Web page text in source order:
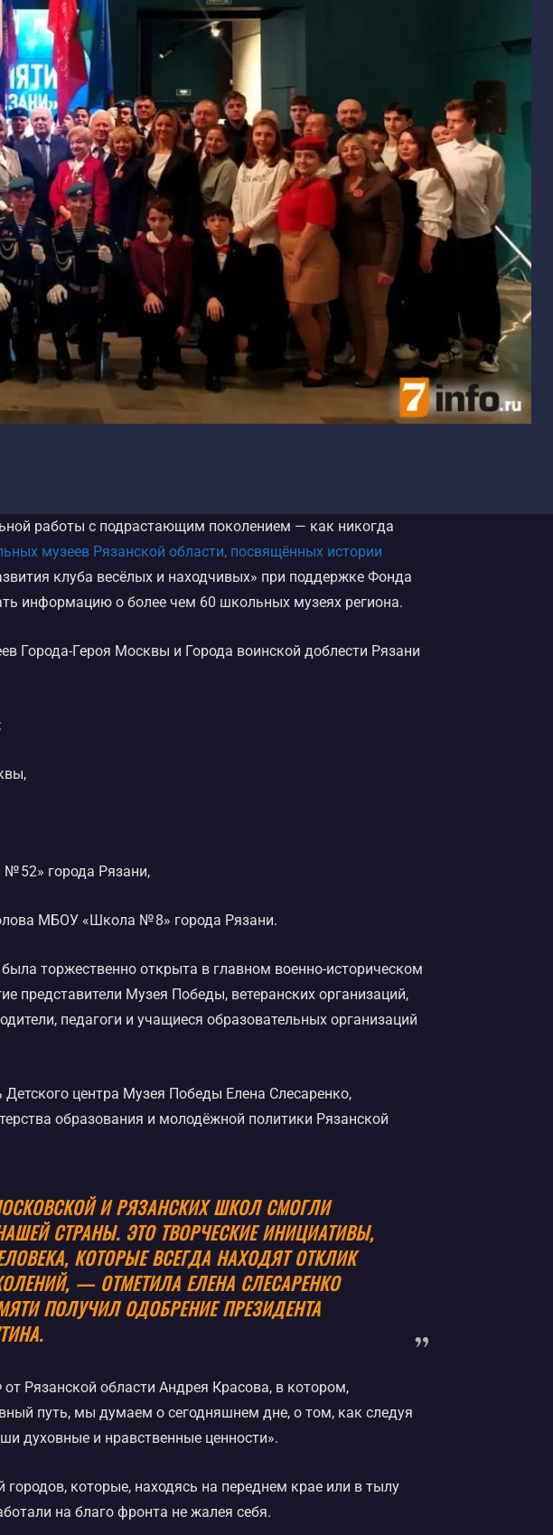
работы с подрастающим поколением — как никогда
музеев Рязанской области, посвящённых истории
клуба весёлых и находчивых» при поддержке Фонда
информацию о более чем 60 школьных музеях региона.
Города-Героя Москвы и Города воинской доблести Рязани
52» города Рязани,
МБОУ «Школа № 8» города Рязани.
торжественно открыта в главном военно-историческом
представители Музея Победы, ветеранских организаций,
педагоги и учащиеся образовательных организаций
центра Музея Победы Елена Слесаренко,
образования и молодёжной политики Рязанской
И РЯЗАНСКИХ ШКОЛ СМОГЛИ
СТРАНЫ. ЭТО ТВОРЧЕСКИЕ ИНИЦИАТИВЫ,
КОТОРЫЕ ВСЕГДА НАХОДЯТ ОТКЛИК
— ОТМЕТИЛА ЕЛЕНА СЛЕСАРЕНКО
ПОЛУЧИЛ ОДОБРЕНИЕ ПРЕЗИДЕНТА
Рязанской области Андрея Красова, в котором,
путь, мы думаем о сегодняшнем дне, о том, как следуя
духовные и нравственные ценности».
которые, находясь на переднем крае или в тылу
на благо фронта не жалея себя.